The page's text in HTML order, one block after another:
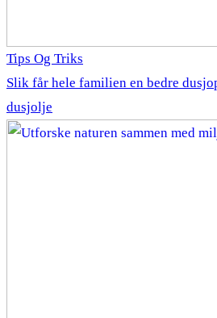
Tips Og Triks
Slik får hele familien en bedre
dusjolje